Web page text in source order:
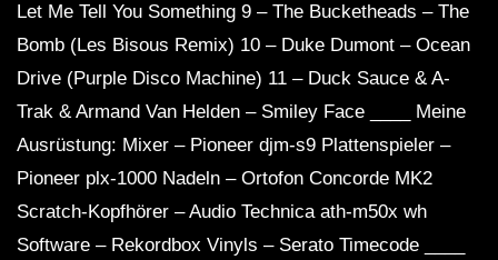
Let Me Tell You Something 9 – The Bucketheads – The
Bomb (Les Bisous Remix) 10 – Duke Dumont – Ocean
Drive (Purple Disco Machine) 11 – Duck Sauce & A-
Trak & Armand Van Helden – Smiley Face ____ Meine
Ausrüstung: Mixer – Pioneer djm-s9 Plattenspieler –
Pioneer plx-1000 Nadeln – Ortofon Concorde MK2
Scratch-Kopfhörer – Audio Technica ath-m50x wh
Software – Rekordbox Vinyls – Serato Timecode ____